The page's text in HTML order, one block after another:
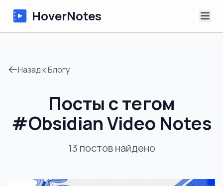
HoverNotes
ИИ-видеоконспекты
Уроки
Назад к Блогу
Посты с тегом
#Obsidian Video Notes
13 постов найдено